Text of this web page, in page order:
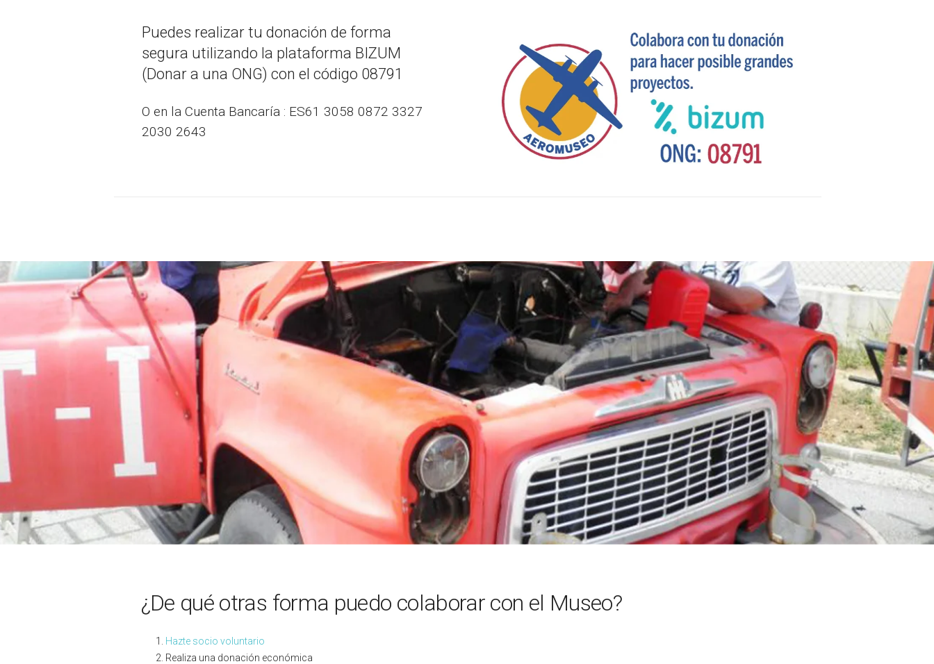
Puedes realizar tu donación de forma
segura utilizando la plataforma BIZUM
(Donar a una ONG) con el código 08791
O en la Cuenta Bancaría : ES61 3058 0872 3327
2030 2643
¿De qué otras forma puedo colaborar con el Museo?
Hazte socio voluntario
Realiza una donación económica